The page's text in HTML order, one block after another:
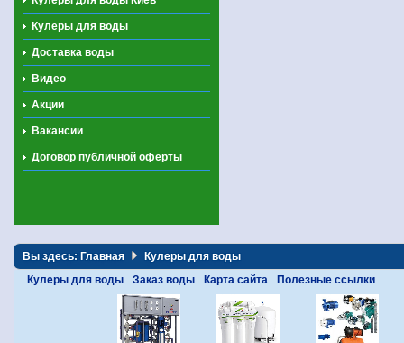
Кулеры для воды
Доставка воды
Видео
Акции
Вакансии
Договор публичной оферты
Вы здесь: Главная
Кулеры для воды
Кулеры для воды
Заказ воды Карта сайта Полезные ссылки